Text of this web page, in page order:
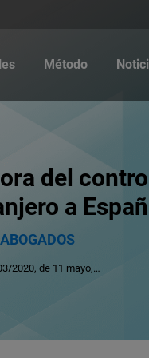
Método
del
a
2020, de 11 mayo,…